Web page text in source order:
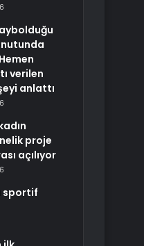
verilen
anlattı
proje
açılıyor
sportif